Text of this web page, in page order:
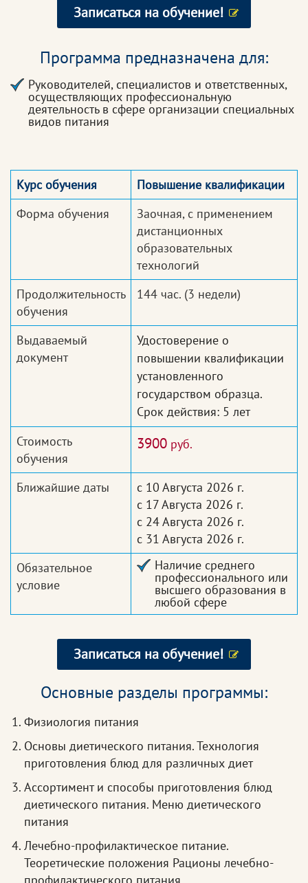
Записаться на обучение!
Программа предназначена для:
Руководителей, специалистов и ответственных,
осуществляющих профессиональную
деятельность в сфере организации специальных
видов питания
Курс обучения
Повышение квалификации
Форма обучения
Заочная, с применением
дистанционных
образовательных
технологий
Продолжительность
обучения
144 час. (3 недели)
Выдаваемый
документ
Удостоверение о
повышении квалификации
установленного
государством образца.
Срок действия: 5 лет
Стоимость
обучения
3900 руб.
Ближайшие даты
с 10 Августа 2026 г.
с 17 Августа 2026 г.
с 24 Августа 2026 г.
с 31 Августа 2026 г.
Обязательное
условие
Наличие среднего
профессионального или
высшего образования в
любой сфере
Записаться на обучение!
Основные разделы программы:
Физиология питания
Основы диетического питания. Технология
приготовления блюд для различных диет
Ассортимент и способы приготовления блюд
диетического питания. Меню диетического
питания
Лечебно-профилактическое питание.
Теоретические положения Рационы лечебно-